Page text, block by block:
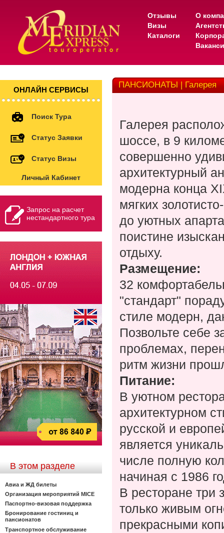
Отзывы
Визы
Каталоги
О
ОНЛАЙН СЕРВИСЫ
Поиск Тура
Статус Заявки
Статус Визы
Личный Кабинет
Запрос на расчет
нестандартного тура
В этом разделе
Авиа и ЖД билеты
Организация мероприятий MICE
Паспортно-визовая поддержка
Бронирование гостиниц и
пансионатов
Транспортное обслуживание
ПАНСИОНАТЫ | Галерея
Галерея
шоссе, в 9
совершенно
архитектурный
модерна конца
мягких
до уютных
поистине
отдыху.
Размещение:
32
"стандарт"
стиле модерн,
Позвольте себе
проблемах,
ритм жизни
Питание:
В уютном
архитектурном
русской и
является
числе полную
начиная с 1986
В ресторане три
только живым
прекрасными